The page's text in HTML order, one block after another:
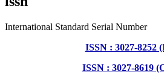
International Standard Serial Number
ISSN : 3027-8252
ISSN : 3027-8619